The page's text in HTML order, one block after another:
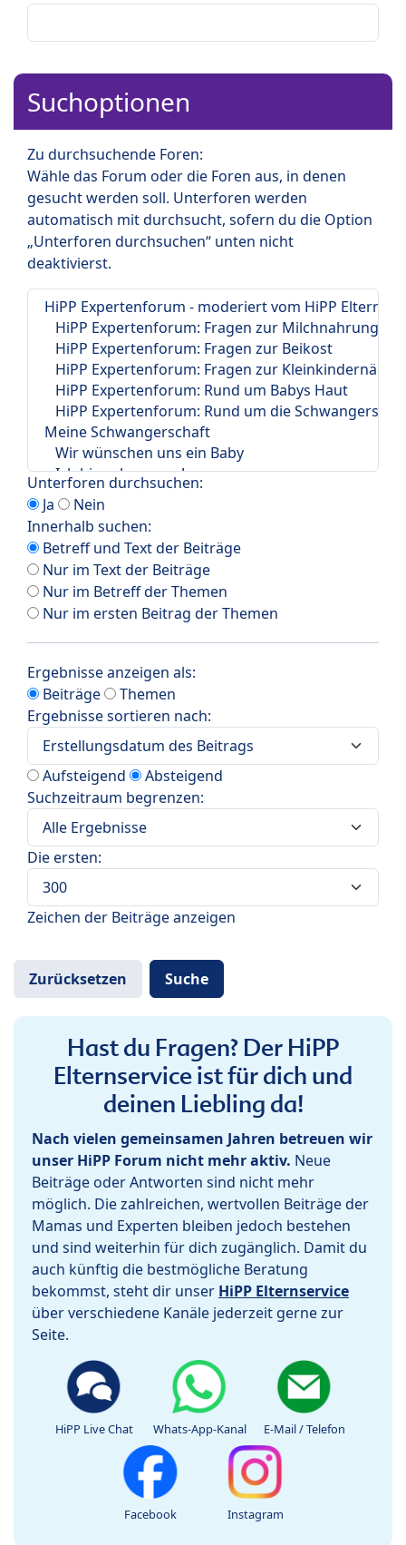
Suchoptionen
Zu durchsuchende Foren:
Wähle das Forum oder die Foren aus, in denen
gesucht werden soll. Unterforen werden
automatisch mit durchsucht, sofern du die Option
„Unterforen durchsuchen“ unten nicht
deaktivierst.
Unterforen durchsuchen:
Ja
Nein
Innerhalb suchen:
Betreff und Text der Beiträge
Nur im Text der Beiträge
Nur im Betreff der Themen
Nur im ersten Beitrag der Themen
Ergebnisse anzeigen als:
Beiträge
Themen
Ergebnisse sortieren nach:
Aufsteigend
Absteigend
Suchzeitraum begrenzen:
Die ersten:
Zeichen der Beiträge anzeigen
Hast du Fragen? Der HiPP
Elternservice ist für dich und
deinen Liebling da!
Nach vielen gemeinsamen Jahren betreuen wir
unser HiPP Forum nicht mehr aktiv. Neue
Beiträge oder Antworten sind nicht mehr
möglich. Die zahlreichen, wertvollen Beiträge der
Mamas und Experten bleiben jedoch bestehen
und sind weiterhin für dich zugänglich. Damit du
auch künftig die bestmögliche Beratung
bekommst, steht dir unser HiPP Elternservice
über verschiedene Kanäle jederzeit gerne zur
Seite.
HiPP Live Chat Whats-App-Kanal E-Mail / Telefon
Facebook Instagram